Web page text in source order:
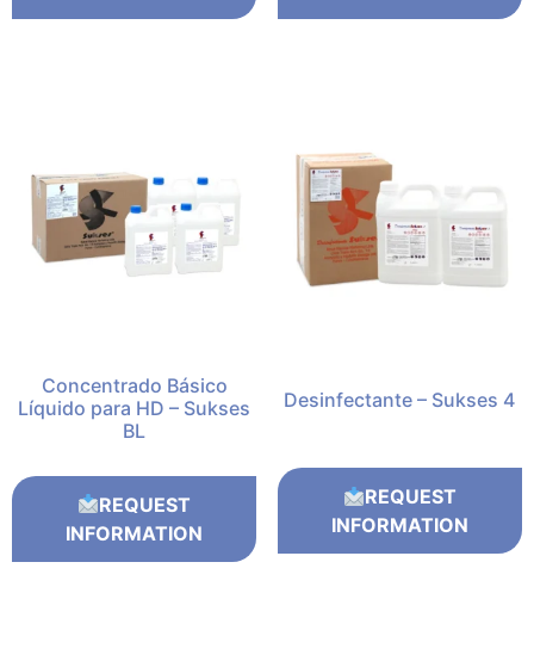
Concentrado Básico
Líquido para HD – Sukses
BL
REQUEST
INFORMATION
Desinfectante – Sukses 4
REQUEST
INFORMATION